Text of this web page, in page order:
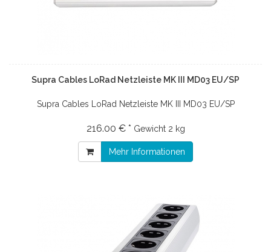
Supra Cables LoRad Netzleiste MK III MD03 EU/SP
Supra Cables LoRad Netzleiste MK III MD03 EU/SP
216.00 € * Gewicht 2 kg
Mehr Informationen